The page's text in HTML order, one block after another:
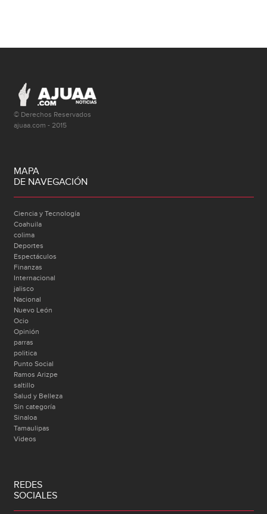
© Derechos Reservados
ajuaa.com - 2015
MAPA
DE NAVEGACIÓN
Ciencia y Tecnología
Coahuila
colima
Deportes
Espectáculos
Finanzas
Internacional
jalisco
Nacional
Nuevo León
Ocio
Opinión
parras
politica
Punto Social
Ramos Arizpe
saltillo
Salud y Belleza
Sin categoría
Sinaloa
Tamaulipas
Videos
REDES
SOCIALES